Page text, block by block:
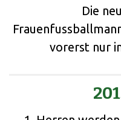
Die
vorerst nur